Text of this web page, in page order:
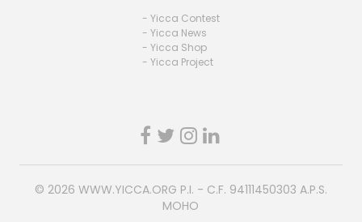
- Yicca Contest
- Yicca News
- Yicca Shop
- Yicca Project
© 2026 WWW.YICCA.ORG P.I. - C.F. 94111450303 A.P.S.
MOHO